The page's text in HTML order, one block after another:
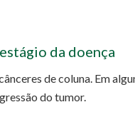
da doença
de coluna. Em
do tumor.